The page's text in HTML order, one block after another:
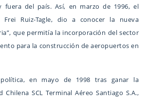
fuera del país. Así, en marzo de 1996, el
Frei Ruiz-Tagle, dio a conocer la nueva
que permitía la incorporación del sector
para la construcción de aeropuertos en
en mayo de 1998 tras ganar la
Chilena SCL Terminal Aéreo Santiago S.A.,